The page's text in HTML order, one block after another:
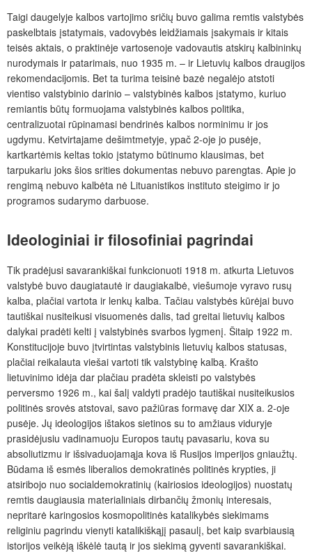
Taigi daugelyje kalbos vartojimo sričių buvo galima remtis valstybės
paskelbtais įstatymais, vadovybės leidžiamais įsakymais ir kitais
teisės aktais, o praktinėje vartosenoje vadovautis atskirų kalbininkų
nurodymais ir patarimais, nuo 1935 m. – ir Lietuvių kalbos draugijos
rekomendacijomis. Bet ta turima teisinė bazė negalėjo atstoti
vientiso valstybinio darinio – valstybinės kalbos įstatymo, kuriuo
remiantis būtų formuojama valstybinės kalbos politika,
centralizuotai rūpinamasi bendrinės kalbos norminimu ir jos
ugdymu. Ketvirtajame dešimtmetyje, ypač 2-oje jo pusėje,
kartkartėmis keltas tokio įstatymo būtinumo klausimas, bet
tarpukariu joks šios srities dokumentas nebuvo parengtas. Apie jo
rengimą nebuvo kalbėta nė Lituanistikos instituto steigimo ir jo
programos sudarymo darbuose.
Ideologiniai ir filosofiniai pagrindai
Tik pradėjusi savarankiškai funkcionuoti 1918 m. atkurta Lietuvos
valstybė buvo daugiatautė ir daugiakalbė, viešumoje vyravo rusų
kalba, plačiai vartota ir lenkų kalba. Tačiau valstybės kūrėjai buvo
tautiškai nusiteikusi visuomenės dalis, tad greitai lietuvių kalbos
dalykai pradėti kelti į valstybinės svarbos lygmenį. Šitaip 1922 m.
Konstitucijoje buvo įtvirtintas valstybinis lietuvių kalbos statusas,
plačiai reikalauta viešai vartoti tik valstybinę kalbą. Krašto
lietuvinimo idėja dar plačiau pradėta skleisti po valstybės
perversmo 1926 m., kai šalį valdyti pradėjo tautiškai nusiteikusios
politinės srovės atstovai, savo pažiūras formavę dar XIX a. 2-oje
pusėje. Jų ideologijos ištakos sietinos su to amžiaus viduryje
prasidėjusiu vadinamuoju Europos tautų pavasariu, kova su
absoliutizmu ir išsivaduojamąja kova iš Rusijos imperijos gniaužtų.
Būdama iš esmės liberalios demokratinės politinės krypties, ji
atsiribojo nuo socialdemokratinių (kairiosios ideologijos) nuostatų
remtis daugiausia materialiniais dirbančių žmonių interesais,
nepritarė karingosios kosmopolitinės katalikybės siekimams
religiniu pagrindu vienyti katalikiškąjį pasaulį, bet kaip svarbiausią
istorijos veikėją iškėlė tautą ir jos siekimą gyventi savarankiškai.